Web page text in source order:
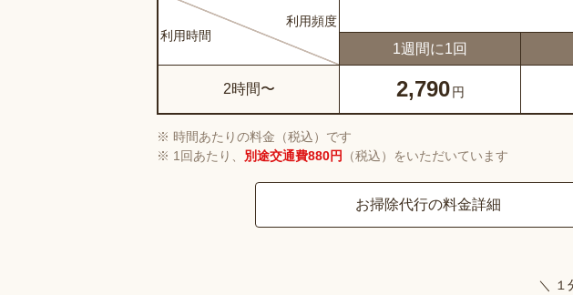
利用時間
利用頻度
1週間に1回
2時間〜 2,790 円
時間あたりの料金（税込）です
1回あたり、 別途交通費880円 （税込）をいただいています
お掃除代行の料金詳細
＼ １